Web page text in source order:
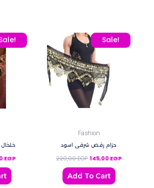
price was: 125,00 EGP.
EGP
Current price is: 85,00 EGP. Sale!
Fashion
حزام رقص شرقي اسود
220,00EGP
Original price was:
145,00 EGP
Current
Add To Cart